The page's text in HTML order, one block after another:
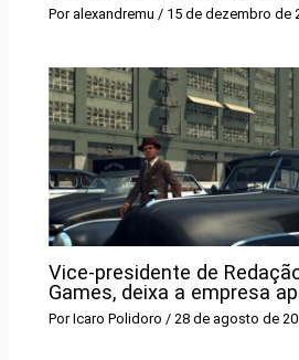
Por alexandremu / 15 de dezembro de
Vice-presidente de
Games, deixa a empresa
PorIcaro Polidoro/28 de agosto de